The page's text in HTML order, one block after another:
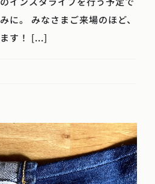
に。 みなさまご来場のほど、
す！ [...]